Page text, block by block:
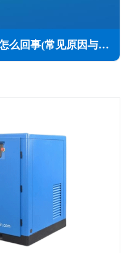
凌格风空压机启动不了怎么回事(常见原因与解决办法)